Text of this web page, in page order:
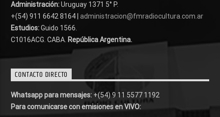
Administración:Uruguay 1371 5° P.
+(54) 911 6642 8164 | administracion@fmradiocultura.com.ar
Estudios:Guido 1566.
C1016ACG . CABA. República Argentina.
CONTACTO DIRECTO
Whatsapp para mensajes: +(54) 9 11 5577 1192
Para comunicarse con emisiones en VIVO: